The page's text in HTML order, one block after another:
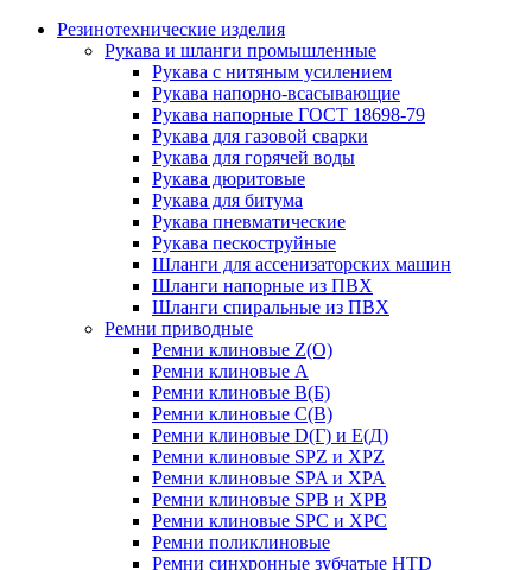
Резинотехнические изделия
Рукава и шланги промышленные
Рукава с нитяным усилением
Рукава напорно-всасывающие
Рукава напорные ГОСТ 18698-79
Рукава для газовой сварки
Рукава для горячей воды
Рукава дюритовые
Рукава для битума
Рукава пневматические
Рукава пескоструйные
Шланги для ассенизаторских машин
Шланги напорные из ПВХ
Шланги спиральные из ПВХ
Ремни приводные
Ремни клиновые Z(О)
Ремни клиновые А
Ремни клиновые В(Б)
Ремни клиновые С(В)
Ремни клиновые D(Г) и Е(Д)
Ремни клиновые SPZ и XPZ
Ремни клиновые SPA и XPA
Ремни клиновые SPB и XPB
Ремни клиновые SPC и XPC
Ремни поликлиновые
Ремни синхронные зубчатые HTD